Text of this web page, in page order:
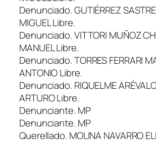
Denunciado. GUTIÉRREZ
MIGUEL Libre.
Denunciado. VITTORI MUÑOZ
MANUEL Libre.
Denunciado. TORRES FERRARI
ANTONIO Libre.
Denunciado. RIQUELME
ARTURO Libre.
Denunciante. MP
Denunciante. MP
Querellado. MOLINA NAVARRO